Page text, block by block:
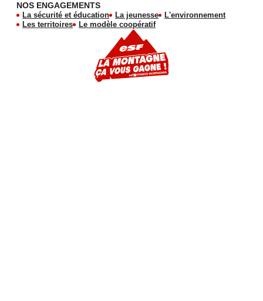
NOS ENGAGEMENTS
La sécurité et éducation La jeunesse
L'environnement
Les territoires
Le modèle coopératif